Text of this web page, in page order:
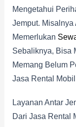
Mengetahui
Jemput.
Memerlukan
Sebaliknya, Bisa
Memang Belum
Jasa Rental
Layanan Antar
Dari Jasa Rental